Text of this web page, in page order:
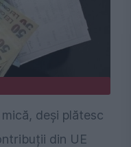
deși plătesc
din UE